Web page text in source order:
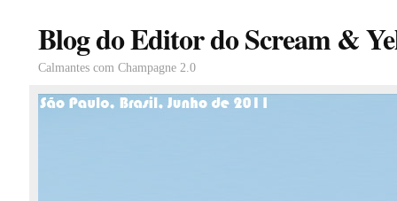
Blog do Editor do Scream &
Calmantes com Champagne 2.0